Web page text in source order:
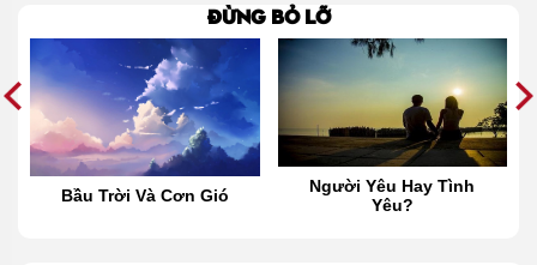
Đừng bỏ lỡ
Bầu Trời Và Cơn Gió
Người Yêu Hay Tình
Yêu?